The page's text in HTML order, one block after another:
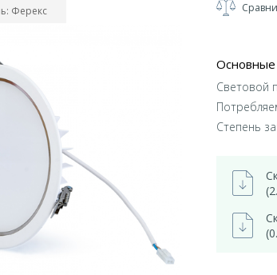
Ферекс
Основные
Световой
Степень